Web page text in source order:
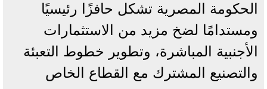
الحكومة المصرية تشكل حافزًا رئيسيًا
ومستدامًا لضخ مزيد من الاستثمارات
الأجنبية المباشرة، وتطوير خطوط التعبئة
والتصنيع المشترك مع القطاع الخاص